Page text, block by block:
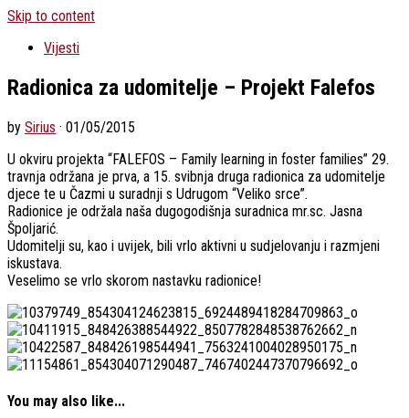
Skip to content
Vijesti
Radionica za udomitelje – Projekt Falefos
by Sirius · 01/05/2015
U okviru projekta “FALEFOS – Family learning in foster families” 29.
travnja održana je prva, a 15. svibnja druga radionica za udomitelje
djece te u Čazmi u suradnji s Udrugom “Veliko srce”.
Radionice je održala naša dugogodišnja suradnica mr.sc. Jasna
Špoljarić.
Udomitelji su, kao i uvijek, bili vrlo aktivni u sudjelovanju i razmjeni
iskustava.
Veselimo se vrlo skorom nastavku radionice!
You may also like...